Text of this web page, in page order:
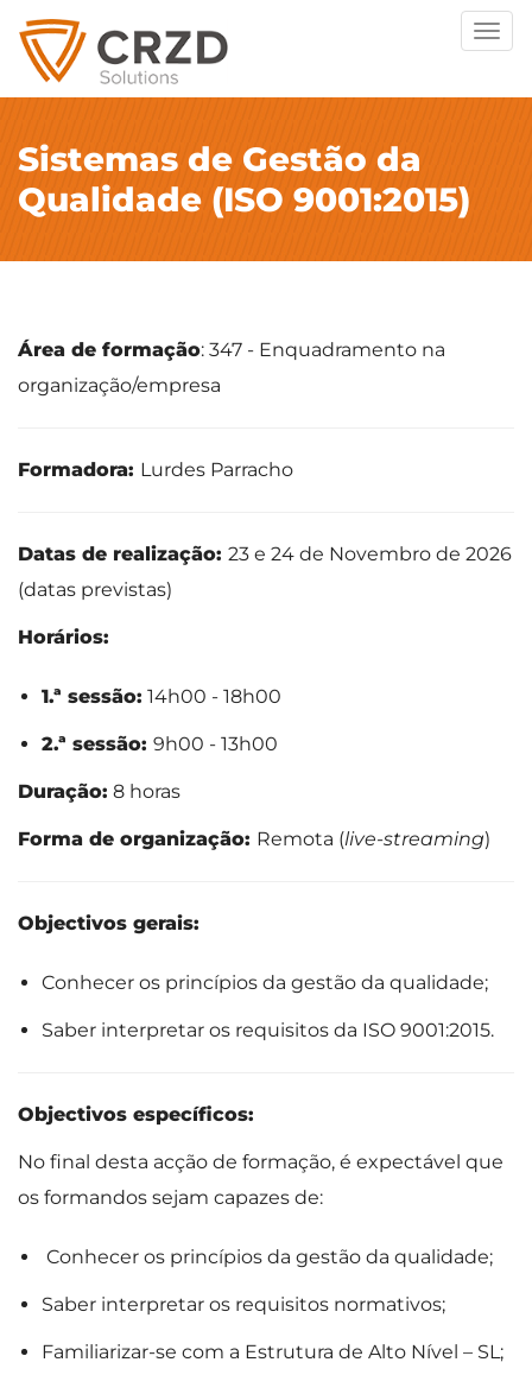
Sistemas de Gestão da
Qualidade (ISO 9001:2015)
Área de formação: 347 - Enquadramento na
organização/empresa
Formadora: Lurdes Parracho
Datas de realização: 23 e 24 de Novembro de 2026
(datas previstas)
Horários:
1.ª sessão: 14h00 - 18h00
2.ª sessão: 9h00 - 13h00
Duração: 8 horas
Forma de organização: Remota (live-streaming)
Objectivos gerais:
Conhecer os princípios da gestão da qualidade;
Saber interpretar os requisitos da ISO 9001:2015.
Objectivos específicos:
No final desta acção de formação, é expectável que
os formandos sejam capazes de:
Conhecer os princípios da gestão da qualidade;
Saber interpretar os requisitos normativos;
Familiarizar-se com a Estrutura de Alto Nível – SL;